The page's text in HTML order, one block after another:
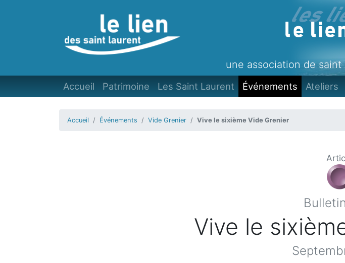
une association de
Accueil Patrimoine Les Saint Laurent Événements Ateliers
Accueil Événements Vide Grenier Vive le sixième Vide Grenier
Vive le